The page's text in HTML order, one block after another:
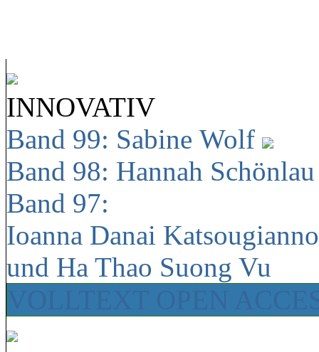
INNOVATIV
Band 99: Sabine Wolf
Band 98: Hannah
Band 97:
Ioanna Danai
und Ha Thao Suong Vu